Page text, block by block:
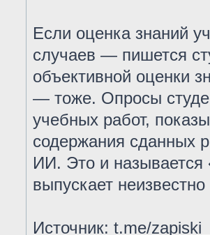
Если оценка знаний
случаев — пишется
объективной оценки
— тоже. Опросы
учебных работ,
содержания сданных
ИИ. Это и называется
выпускает неизвестно
Источник: t.me/